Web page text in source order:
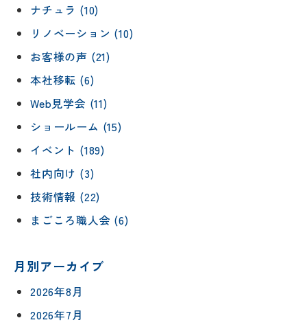
ナチュラ (10)
リノベーション (10)
お客様の声 (21)
本社移転 (6)
Web見学会 (11)
ショールーム (15)
イベント (189)
社内向け (3)
技術情報 (22)
まごころ職人会 (6)
月別アーカイブ
2026年8月
2026年7月